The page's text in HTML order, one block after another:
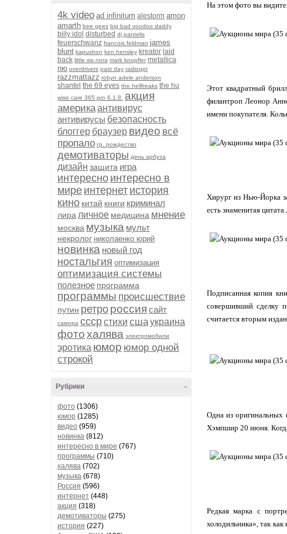
4k video ad infinitum alestorm amon
amarth bee gees big bad voodoo daddy
billy idol disturbed dj pantelis
feuerschwanz francois feldman james
blunt kapushon ken hensley kreator laid
back little sis nora mark knopfler metallica
nю overdrivers past day radiogpt
razzmattazz robyn adele anderson
shantel the 69 eyes the hellfreaks the hu
wise care 365 pro 6.1.8. акция
америкаантивирус
антивирусы безопасность
блоггер браузер видео всё
пропало гр. рождество
демотиваторы день арбуза
дизайн защита игра
интересно интересно в
мире интернет история
кино китай книги криминал
лира личное медицина мнение
москва музыка мульт
некролог николаенко юрий
новинка новый год
ностальгия оптимизация
оптимизация системы
полезное программа
программы происшествие
путин ретро россия сайт
самора сссрстихи сшаукраина
фотохалява электромобили
эротика юмор юмор одной
строкой
-
Рубрики
фото (1306)
юмор (1285)
видео (959)
новинка (812)
интересно в мире (767)
программы (710)
халява (702)
музыка (678)
Россия (596)
интернет (448)
акция (318)
демотиваторы (275)
история (227)
На этом фото вы
Этот квадратный
филантроп Леонор
имени покупателя.
Хирург из Нью-Йорка
есть знаменитая
Подписанная копия
совершивший сделку
считается вторым
Одна из оригинальных
Хэмпшир 20 июня.
Редкая марка с
холодильника», так